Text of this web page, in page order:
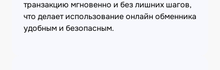
транзакцию мгновенно и без лишних шагов,
что делает использование онлайн обменника
удобным и безопасным.